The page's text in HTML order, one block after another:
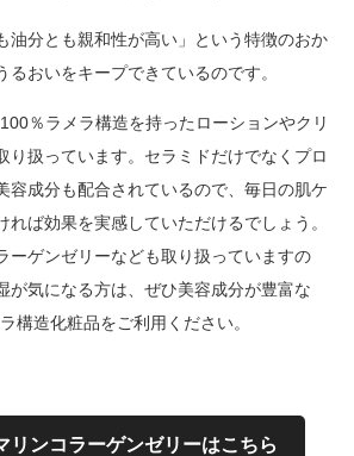
油分とも親和性が高い」という特徴のおか
るおいをキープできているのです。
％ラメラ構造を持ったローションやクリ
り扱っています。セラミドだけでなくプロ
容成分も配合されているので、毎日の肌ケ
れば効果を実感していただけるでしょう。
ーゲンゼリーなども取り扱っていますの
が気になる方は、ぜひ美容成分が豊富な
構造化粧品をご利用ください。
リンコラーゲンゼリーはこちら